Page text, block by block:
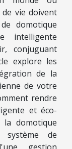
vie doivent
domotique
intelligente
conjuguant
explore les
de la
de votre
rendre
et éco-
la domotique
système de